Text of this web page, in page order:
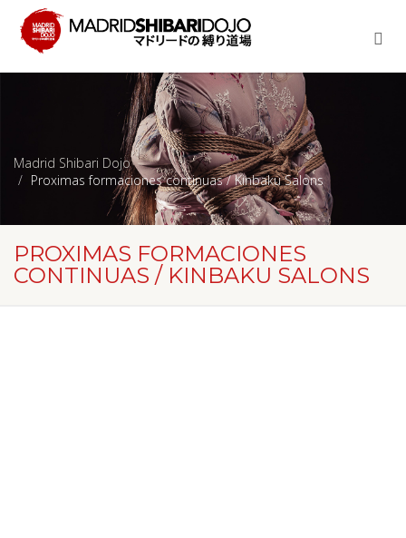
Madrid Shibari Dojo
Proximas formaciones continuas / Kinbaku Salons
PROXIMAS FORMACIONES
CONTINUAS / KINBAKU SALONS